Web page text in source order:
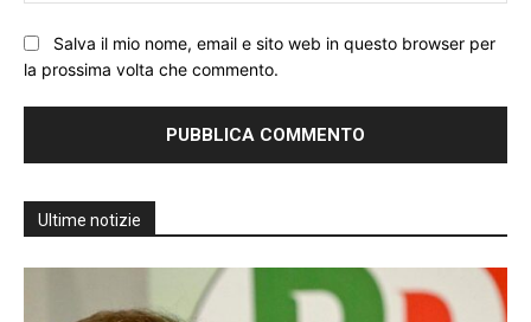
Salva il mio nome, email e sito web in questo browser per
la prossima volta che commento.
Ultime notizie